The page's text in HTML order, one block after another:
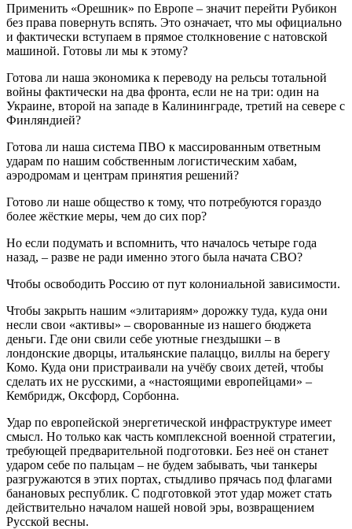
Применить «Орешник» по Европе – значит перейти Рубикон
без права повернуть вспять. Это означает, что мы официально
и фактически вступаем в прямое столкновение с натовской
машиной. Готовы ли мы к этому?
Готова ли наша экономика к переводу на рельсы тотальной
войны фактически на два фронта, если не на три: один на
Украине, второй на западе в Калининграде, третий на севере с
Финляндией?
Готова ли наша система ПВО к массированным ответным
ударам по нашим собственным логистическим хабам,
аэродромам и центрам принятия решений?
Готово ли наше общество к тому, что потребуются гораздо
более жёсткие меры, чем до сих пор?
Но если подумать и вспомнить, что началось четыре года
назад, – разве не ради именно этого была начата СВО?
Чтобы освободить Россию от пут колониальной зависимости.
Чтобы закрыть нашим «элитариям» дорожку туда, куда они
несли свои «активы» – сворованные из нашего бюджета
деньги. Где они свили себе уютные гнездышки – в
лондонские дворцы, итальянские палаццо, виллы на берегу
Комо. Куда они пристраивали на учёбу своих детей, чтобы
сделать их не русскими, а «настоящими европейцами» –
Кембридж, Оксфорд, Сорбонна.
Удар по европейской энергетической инфраструктуре имеет
смысл. Но только как часть комплексной военной стратегии,
требующей предварительной подготовки. Без неё он станет
ударом себе по пальцам – не будем забывать, чьи танкеры
разгружаются в этих портах, стыдливо прячась под флагами
банановых республик. С подготовкой этот удар может стать
действительно началом нашей новой эры, возвращением
Русской весны.